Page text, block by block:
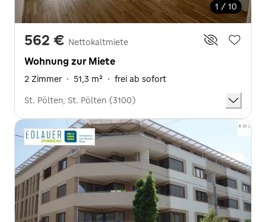
1 / 10
562 € Nettokaltmiete
Wohnung zur Miete
2 Zimmer · 51,3 m² · frei ab sofort
St. Pölten, St. Pölten (3100)